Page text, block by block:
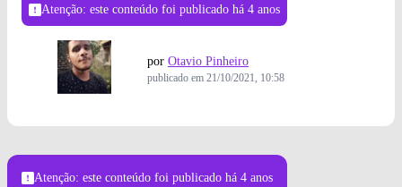
Atenção: este conteúdo foi publicado há 4 anos
por Otavio Pinheiro
publicado em 21/10/2021, 10:58
Atenção: este conteúdo foi publicado há 4 anos